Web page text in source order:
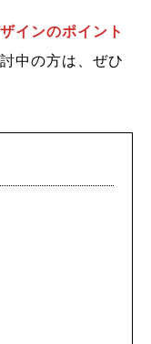
インのポイント
中の方は、ぜひ